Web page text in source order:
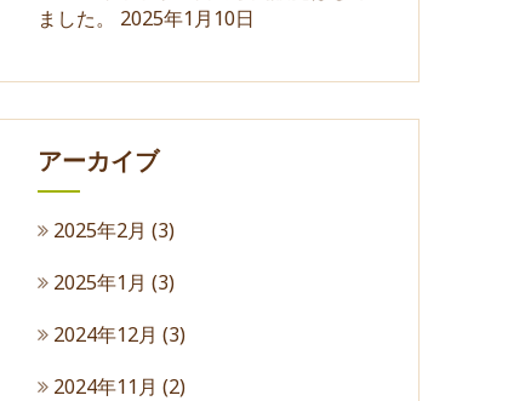
ました。
2025年1月10日
アーカイブ
2025年2月 (3)
2025年1月 (3)
2024年12月 (3)
2024年11月 (2)